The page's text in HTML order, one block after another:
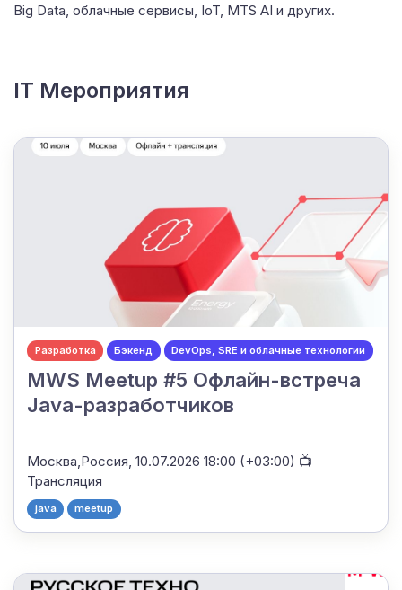
Big Data, облачные сервисы, IoT, MTS AI и других.
IT Мероприятия
Разработка Бэкенд DevOps, SRE и облачные технологии
MWS Meetup #5 Офлайн-встреча
Java-разработчиков
Москва,Россия,10.07.2026 18:00 (+03:00) 📺
Трансляция
java meetup